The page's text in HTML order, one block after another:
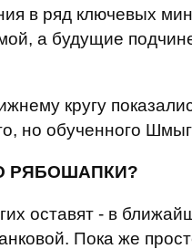
в ряд ключевых
а будущие
кругу
но обученного
РЯБОШАПКИ?
оставят - в
Пока же